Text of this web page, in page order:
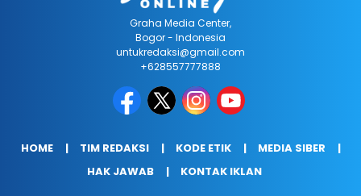
Graha Media Center,
Bogor - Indonesia
untukredaksi@gmail.com
+628557777888
HOME TIM REDAKSI KODE ETIK
MEDIA SIBER
HAK JAWAB
KONTAK IKLAN